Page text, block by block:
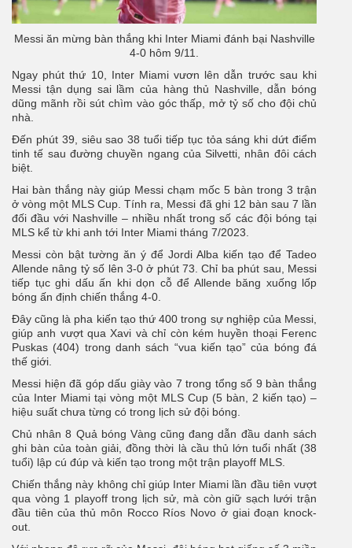
Messi ăn mừng bàn thắng khi Inter Miami đánh bại Nashville
4-0 hôm 9/11.
Ngay phút thứ 10, Inter Miami vươn lên dẫn trước sau khi
Messi tận dụng sai lầm của hàng thủ Nashville, dẫn bóng
dũng mãnh rồi sút chìm vào góc thấp, mở tỷ số cho đội chủ
nhà.
Đến phút 39, siêu sao 38 tuổi tiếp tục tỏa sáng khi dứt điểm
tinh tế sau đường chuyền ngang của Silvetti, nhân đôi cách
biệt.
Hai bàn thắng này giúp Messi chạm mốc 5 bàn trong 3 trận
ở vòng một MLS Cup. Tính ra, Messi đã ghi 12 bàn sau 7 lần
đối đầu với Nashville – nhiều nhất trong số các đội bóng tại
MLS kể từ khi anh tới Inter Miami tháng 7/2023.
Messi còn bật tường ăn ý để Jordi Alba kiến tạo để Tadeo
Allende nâng tỷ số lên 3-0 ở phút 73. Chỉ ba phút sau, Messi
tiếp tục ghi dấu ấn khi dọn cỗ để Allende băng xuống lốp
bóng ấn định chiến thắng 4-0.
Đây cũng là pha kiến tạo thứ 400 trong sự nghiệp của Messi,
giúp anh vượt qua Xavi và chỉ còn kém huyền thoại Ferenc
Puskas (404) trong danh sách “vua kiến tạo” của bóng đá
thế giới.
Messi hiện đã góp dấu giày vào 7 trong tổng số 9 bàn thắng
của Inter Miami tại vòng một MLS Cup (5 bàn, 2 kiến tạo) –
hiệu suất chưa từng có trong lịch sử đội bóng.
Chủ nhân 8 Quả bóng Vàng cũng đang dẫn đầu danh sách
ghi bàn của toàn giải, đồng thời là cầu thủ lớn tuổi nhất (38
tuổi) lập cú đúp và kiến tạo trong một trận playoff MLS.
Chiến thắng này không chỉ giúp Inter Miami lần đầu tiên vượt
qua vòng 1 playoff trong lịch sử, mà còn giữ sạch lưới trận
đầu tiên của thủ môn Rocco Ríos Novo ở giai đoạn knock-
out.